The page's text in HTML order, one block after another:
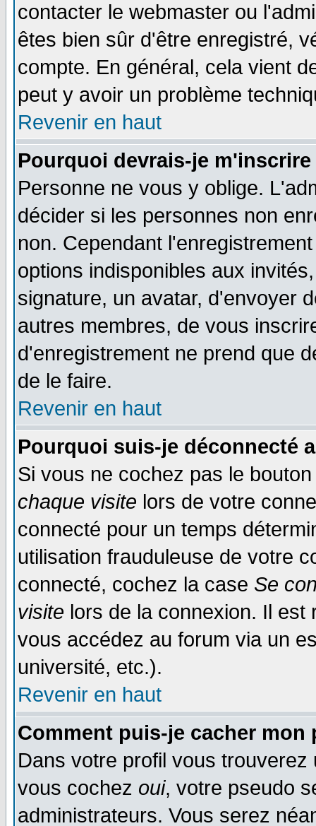
contacter le webmaster ou
êtes bien sûr d'être enregistré,
compte. En général, cela vient
peut y avoir un problème
Revenir en haut
Pourquoi devrais-je
Personne ne vous y oblige.
décider si les personnes non
non. Cependant
options indisponibles aux
signature, un avatar, d'envoyer
autres membres, de vous
d'enregistrement ne prend que
de le faire.
Revenir en haut
Pourquoi suis-je déconnecté
Si vous ne cochez pas le
chaque visite lors de votre
connecté pour un temps
utilisation frauduleuse de votre
connecté, cochez la case Se
visite lors de la connexion. Il
vous accédez au forum via un
université, etc.).
Revenir en haut
Comment puis-je cacher
Dans votre profil vous
vous cochez oui, votre pseudo
administrateurs. Vous serez